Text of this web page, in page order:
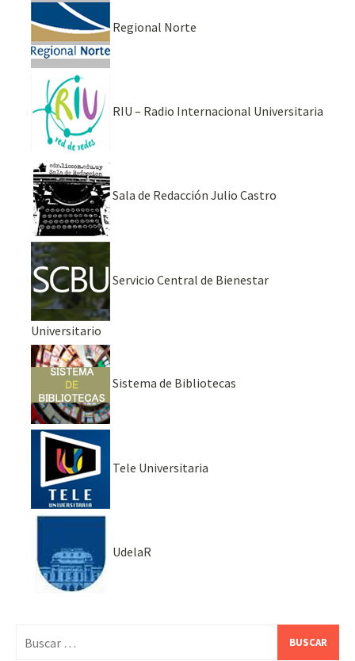
Regional Norte
RIU – Radio Internacional Universitaria
Sala de Redacción Julio Castro
Servicio Central de Bienestar
Universitario
Sistema de Bibliotecas
Tele Universitaria
UdelaR